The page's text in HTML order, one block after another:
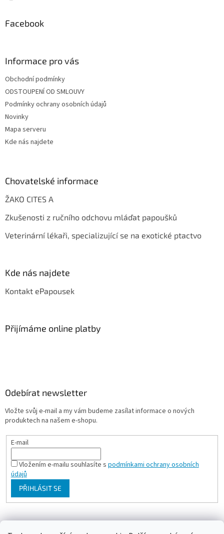
Facebook
Informace pro vás
Obchodní podmínky
ODSTOUPENÍ OD SMLOUVY
Podmínky ochrany osobních údajů
Novinky
Mapa serveru
Kde nás najdete
Chovatelské informace
ŽAKO CITES A
Zkušenosti z ručního odchovu mláďat papoušků
Veterinární lékaři, specializující se na exotické ptactvo
Kde nás najdete
Kontakt ePapousek
Přijímáme online platby
Odebírat newsletter
Vložte svůj e-mail a my vám budeme zasílat informace o nových
produktech na našem e-shopu.
E-mail
Vložením e-mailu souhlasíte s podmínkami ochrany osobních
údajů
PŘIHLÁSIT SE